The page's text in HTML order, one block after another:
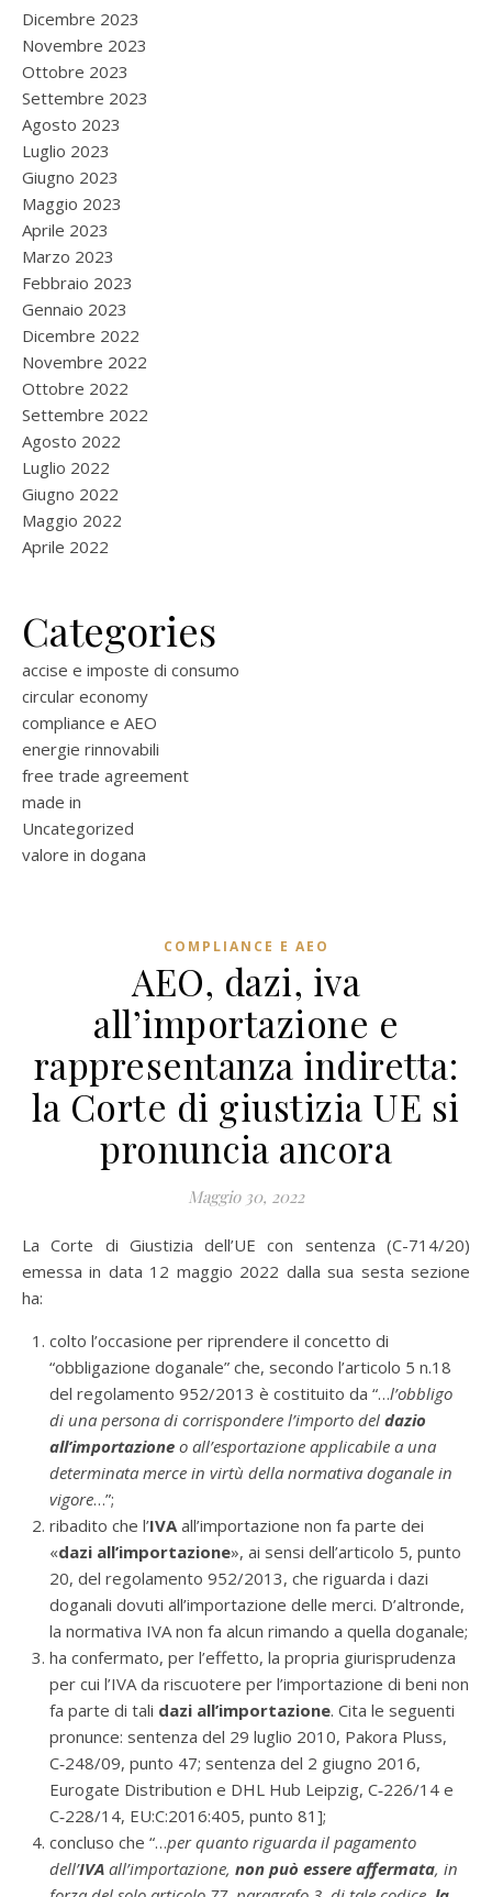
Dicembre 2023
Novembre 2023
Ottobre 2023
Settembre 2023
Agosto 2023
Luglio 2023
Giugno 2023
Maggio 2023
Aprile 2023
Marzo 2023
Febbraio 2023
Gennaio 2023
Dicembre 2022
Novembre 2022
Ottobre 2022
Settembre 2022
Agosto 2022
Luglio 2022
Giugno 2022
Maggio 2022
Aprile 2022
Categories
accise e imposte di consumo
circular economy
compliance e AEO
energie rinnovabili
free trade agreement
made in
Uncategorized
valore in dogana
COMPLIANCE E AEO
AEO, dazi, iva
all’importazione e
rappresentanza indiretta:
la Corte di giustizia UE si
pronuncia ancora
Maggio 30, 2022
La Corte di Giustizia dell’UE con sentenza (C-714/20)
emessa in data 12 maggio 2022 dalla sua sesta sezione
ha:
colto l’occasione per riprendere il concetto di
“obbligazione doganale” che, secondo l’articolo 5 n.18
del regolamento 952/2013 è costituito da “…l’obbligo
di una persona di corrispondere l’importo del dazio
all’importazione o all’esportazione applicabile a una
determinata merce in virtù della normativa doganale in
vigore…”;
ribadito che l’IVAall’importazione non fa parte dei
«dazi all’importazione», ai sensi dell’articolo 5, punto
20, del regolamento 952/2013, che riguarda i dazi
doganali dovuti all’importazione delle merci. D’altronde,
la normativa IVA non fa alcun rimando a quella doganale;
ha confermato, per l’effetto, la propria giurisprudenza
per cui l’IVA da riscuotere per l’importazione di beni non
fa parte di tali dazi all’importazione. Cita le seguenti
pronunce: sentenza del 29 luglio 2010, Pakora Pluss,
C‑248/09, punto 47; sentenza del 2 giugno 2016,
Eurogate Distribution e DHL Hub Leipzig, C‑226/14 e
C‑228/14, EU:C:2016:405, punto 81];
concluso che “…per quanto riguarda il pagamento
dell’IVA all’importazione, non può essere affermata, in